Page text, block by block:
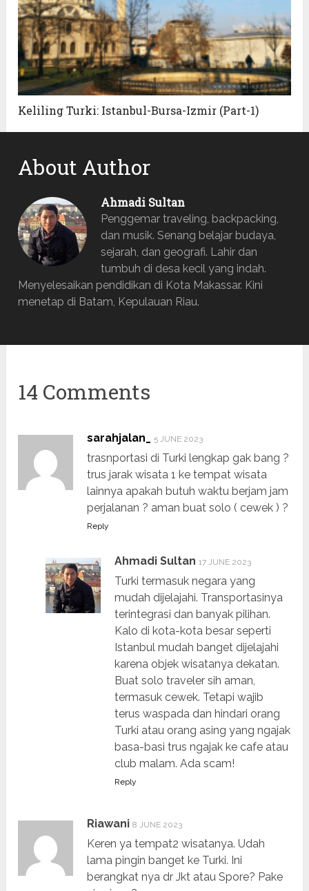
Keliling Turki: Istanbul-Bursa-Izmir (Part-1)
About Author
Ahmadi Sultan
Penggemar traveling, backpacking,
dan musik. Senang belajar budaya,
sejarah, dan geografi. Lahir dan
tumbuh di desa kecil yang indah.
Menyelesaikan pendidikan di Kota Makassar. Kini
menetap di Batam, Kepulauan Riau.
14 Comments
sarahjalan_ 5 JUNE 2023
trasnportasi di Turki lengkap gak bang ?
trus jarak wisata 1 ke tempat wisata
lainnya apakah butuh waktu berjam jam
perjalanan ? aman buat solo ( cewek ) ?
Reply
Ahmadi Sultan 17 JUNE 2023
Turki termasuk negara yang
mudah dijelajahi. Transportasinya
terintegrasi dan banyak pilihan.
Kalo di kota-kota besar seperti
Istanbul mudah banget dijelajahi
karena objek wisatanya dekatan.
Buat solo traveler sih aman,
termasuk cewek. Tetapi wajib
terus waspada dan hindari orang
Turki atau orang asing yang ngajak
basa-basi trus ngajak ke cafe atau
club malam. Ada scam!
Reply
Riawani 8 JUNE 2023
Keren ya tempat2 wisatanya. Udah
lama pingin banget ke Turki. Ini
berangkat nya dr Jkt atau Spore? Pake